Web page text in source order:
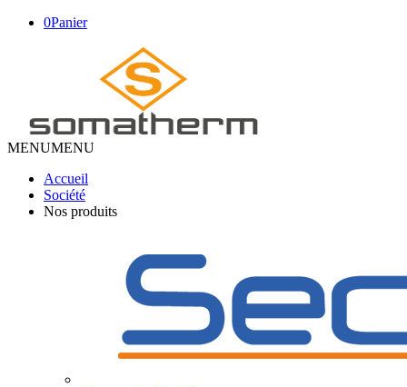
0Panier
MENUMENU
Accueil
Société
Nos produits